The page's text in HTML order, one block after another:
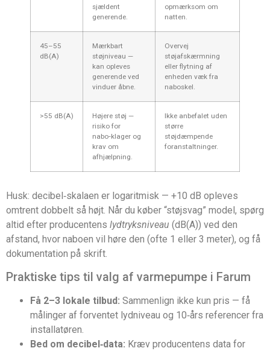
sjældent
generende.
opmærksom om
natten.
45–55
dB(A)
Mærkbart
støjniveau —
kan opleves
generende ved
vinduer åbne.
Overvej
støjafskærmning
eller flytning af
enheden væk fra
naboskel.
>55 dB(A)
Højere støj —
risiko for
nabo‑klager og
krav om
afhjælpning.
Ikke anbefalet uden
større
støjdæmpende
foranstaltninger.
Husk: decibel‑skalaen er logaritmisk — +10 dB opleves
omtrent dobbelt så højt. Når du køber “støjsvag” model, spørg
altid efter producentens lydtryksniveau (dB(A)) ved den
afstand, hvor naboen vil høre den (ofte 1 eller 3 meter), og få
dokumentation på skrift.
Praktiske tips til valg af varmepumpe i Farum
Få 2–3 lokale tilbud: Sammenlign ikke kun pris — få
målinger af forventet lydniveau og 10‑års referencer fra
installatøren.
Bed om decibel‑data: Kræv producentens data for